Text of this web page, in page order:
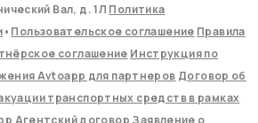
Вал, д. 1Л Политика
• Пользовательское соглашение Правила
соглашение Инструкция по
Avtoapp для партнеров Договор об
транспортных средств в рамках
Агентский договор Заявление о